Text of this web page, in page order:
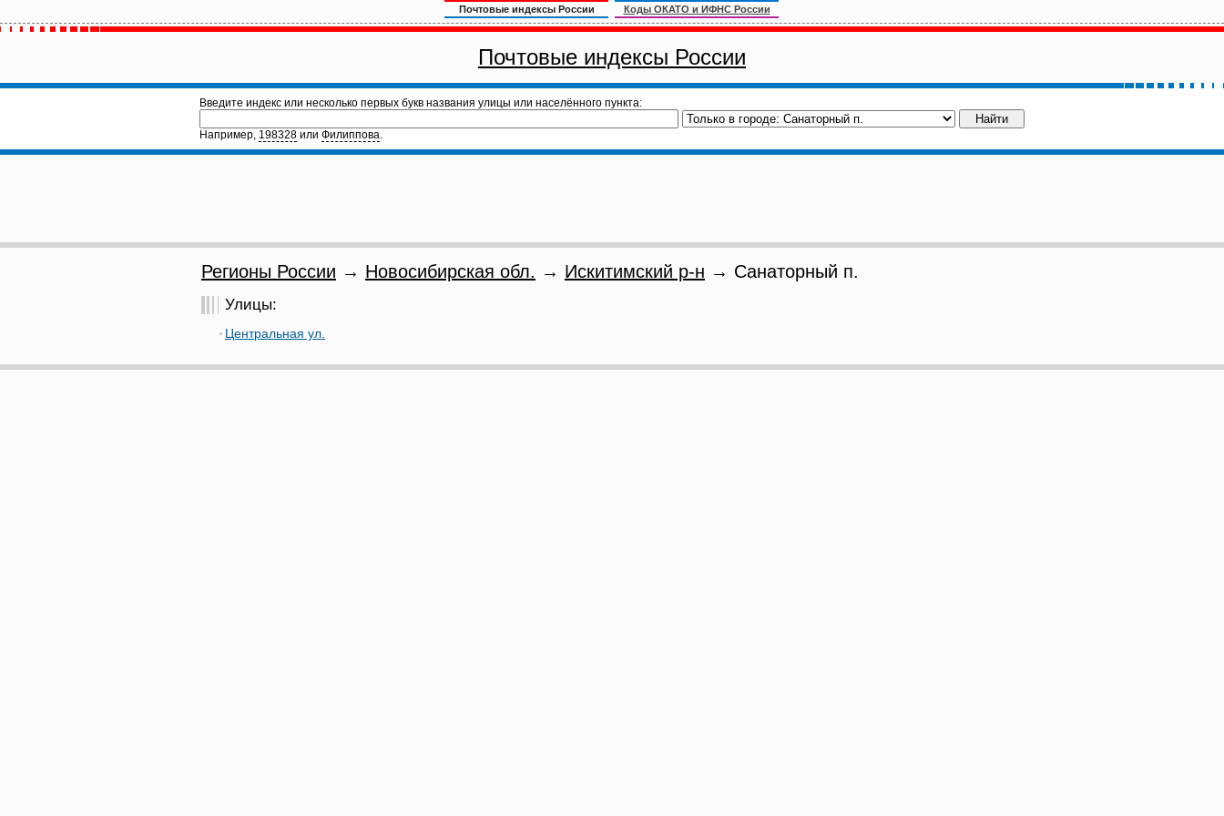
Почтовые индексы России Коды ОКАТО и ИФНС России
Почтовые индексы России
Введите индекс или несколько первых букв названия улицы или населённого пункта:
Например, 198328 или Филиппова.
Регионы России → Новосибирская обл. → Искитимский р-н → Санаторный п.
Улицы:
Центральная ул.